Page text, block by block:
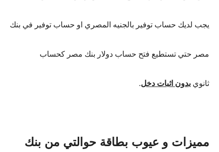
يجب لديك حساب توفير بالجنيه المصري او حساب توفير في بنك
مصر حتي تستطيع فتح حساب دولار بنك مصر كحساب
ثانوي بدون اثبات دخل.
مميزات و عيوب بطاقة حوالتي من بنك